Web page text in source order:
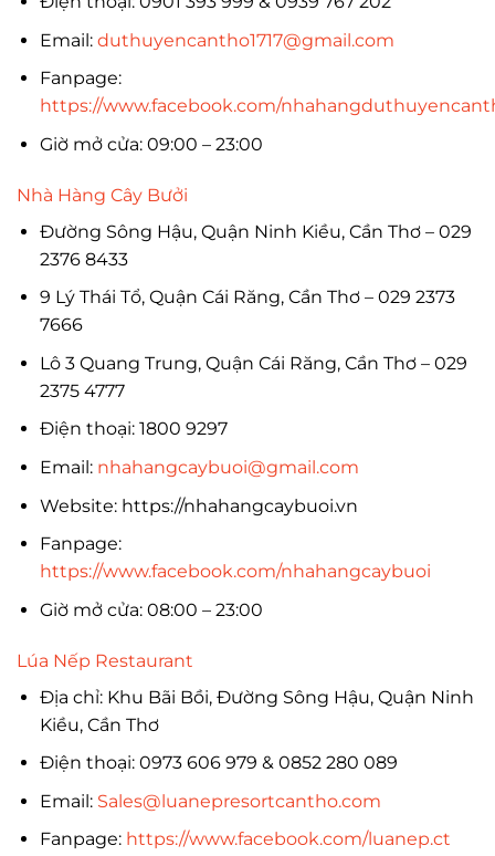
Email: duthuyencantho1717@gmail.com
Fanpage:
https://www.facebook.com/
Giờ mở cửa: 09:00 – 23:00
Nhà Hàng Cây Bưởi
Đường Sông Hậu, Quận Ninh Kiều, Cần Thơ – 029
2376 8433
9 Lý Thái Tổ, Quận Cái Răng, Cần Thơ – 029 2373
7666
Lô 3 Quang Trung, Quận Cái Răng, Cần Thơ – 029
2375 4777
Điện thoại: 1800 9297
Email: nhahangcaybuoi@gmail.com
Website: https://nhahangcaybuoi.vn
Fanpage:
https://www.facebook.com/nhahangcaybuoi
Giờ mở cửa: 08:00 – 23:00
Lúa Nếp Restaurant
Địa chỉ: Khu Bãi Bồi, Đường Sông Hậu, Quận Ninh
Kiều, Cần Thơ
Điện thoại: 0973 606 979 & 0852 280 089
Email: Sales@luanepresortcantho.com
Fanpage: https://www.facebook.com/luanep.ct